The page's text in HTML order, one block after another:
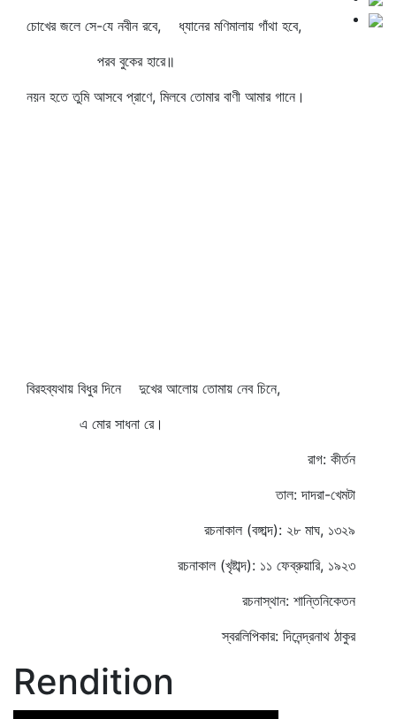
চোখের জলে সে-যে নবীন রবে, ধ্যানের মণিমালায় গাঁথা হবে,
পরব বুকের হারে॥
নয়ন হতে তুমি আসবে প্রাণে, মিলবে তোমার বাণী আমার গানে।
বিরহব্যথায় বিধুর দিনে দুখের আলোয় তোমায় নেব চিনে,
এ মোর সাধনা রে।
রাগ: কীর্তন
তাল: দাদরা-খেমটা
রচনাকাল (বঙ্গাব্দ): ২৮ মাঘ, ১৩২৯
রচনাকাল (খৃষ্টাব্দ): ১১ ফেব্রুয়ারি, ১৯২৩
রচনাস্থান: শান্তিনিকেতন
স্বরলিপিকার: দিনেন্দ্রনাথ ঠাকুর
Rendition